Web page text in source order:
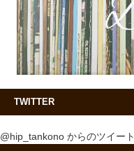
TWITTER
@hip_tankono からのツイート